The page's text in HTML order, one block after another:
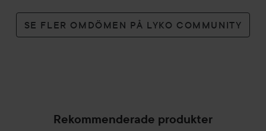
SE FLER OMDÖMEN PÅ LYKO COMMUNITY
Rekommenderade produkter